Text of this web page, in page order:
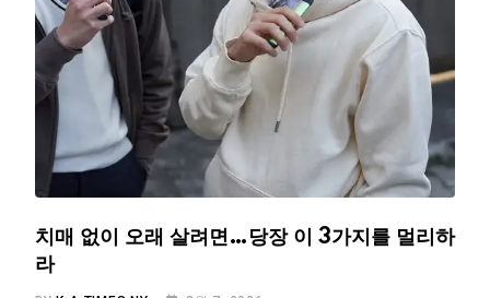
치매 없이 오래 살려면…당장 이 3가지를 멀리하
라